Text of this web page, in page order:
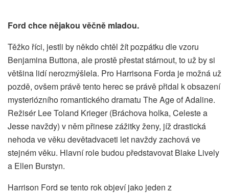
Ford chce nějakou věčně mladou.
Těžko říci, jestli by někdo chtěl žít pozpátku dle vzoru
Benjamina Buttona, ale prostě přestat stárnout, to už by si
většina lidí nerozmýšlela. Pro Harrisona Forda je možná už
pozdě, ovšem právě tento herec se právě přidal k obsazení
mysteriózního romantického dramatu The Age of Adaline.
Režisér Lee Toland Krieger (Bráchova holka, Celeste a
Jesse navždy) v něm přinese zážitky ženy, jíž drastická
nehoda ve věku devětadvaceti let navždy zachová ve
stejném věku. Hlavní role budou představovat Blake Lively
a Ellen Burstyn.
Harrison Ford se tento rok objeví jako jeden z